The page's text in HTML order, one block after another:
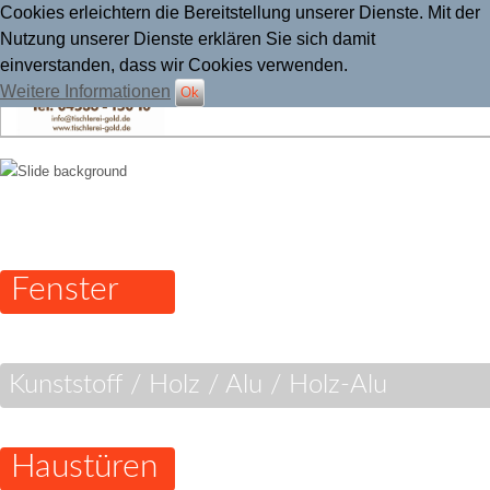
Cookies erleichtern die Bereitstellung unserer Dienste. Mit der
Nutzung unserer Dienste erklären Sie sich damit
einverstanden, dass wir Cookies verwenden.
Weitere Informationen
Ok
Fenster
Kunststoff / Holz / Alu / Holz-Alu
Haustüren